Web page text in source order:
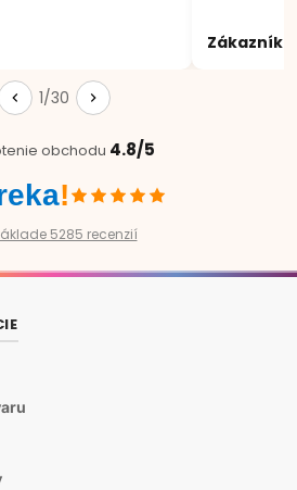
Zákazník
1/30
obchodu 4.8/5
!
5285 recenzií